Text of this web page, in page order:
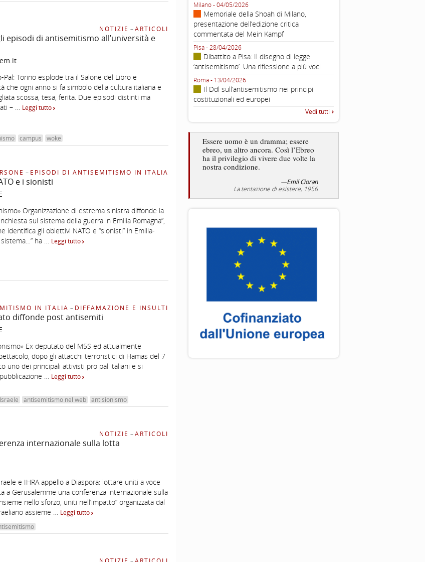
NOTIZIE –ARTICOLI
episodi di antisemitismo all’università e
Torino esplode tra il Salone del Libro e
che ogni anno si fa simbolo della cultura italiana e
scossa, tesa, ferita. Due episodi distinti ma
– … Leggi tutto
campus woke
– EPISODI DI ANTISEMITISMO IN ITALIA
e i sionisti
Organizzazione di estrema sinistra diffonde la
sul sistema della guerra in Emilia Romagna”,
identifica gli obiettivi NATO e “sionisti” in Emilia-
ha … Leggi tutto
IN ITALIA – DIFFAMAZIONE E INSULTI
diffonde post antisemiti
Ex deputato del M5S ed attualmente
dopo gli attacchi terroristici di Hamas del 7
uno dei principali attivisti pro pal italiani e si
… Leggi tutto
antisemitismo nel web antisionismo
NOTIZIE –ARTICOLI
internazionale sulla lotta
e IHRA appello a Diaspora: lottare uniti a voce
a Gerusalemme una conferenza internazionale sulla
nello sforzo, uniti nell’impatto” organizzata dal
assieme … Leggi tutto
Milano - 04/05/2026
Memoriale della Shoah di Milano,
presentazione dell’edizione critica
commentata del Mein Kampf
Pisa - 28/04/2026
Dibattito a Pisa: Il disegno di legge
‘antisemitismo’. Una riflessione a più voci
Roma - 13/04/2026
Il Ddl sull’antisemitismo nei principi
costituzionali ed europei
Vedi tutti
Essere uomo è un dramma; essere
ebreo, un altro ancora. Così l’Ebreo
ha il privilegio di vivere due volte la
nostra condizione.
—Emil Cioran
La tentazione di esistere, 1956